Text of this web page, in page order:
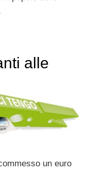
alle
un euro